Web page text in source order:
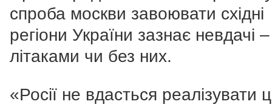
спроба москви завоювати східні
регіони України зазнає невдачі
літаками чи без них.
«Росії не вдасться реалізувати